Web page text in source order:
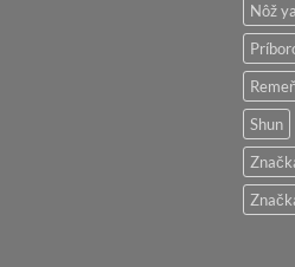
Nôž
Shun